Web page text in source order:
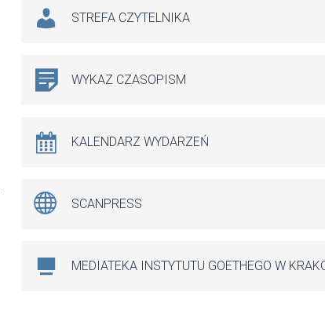
STREFA CZYTELNIKA
WYKAZ CZASOPISM
KALENDARZ WYDARZEŃ
SCANPRESS
MEDIATEKA INSTYTUTU GOETHEGO W